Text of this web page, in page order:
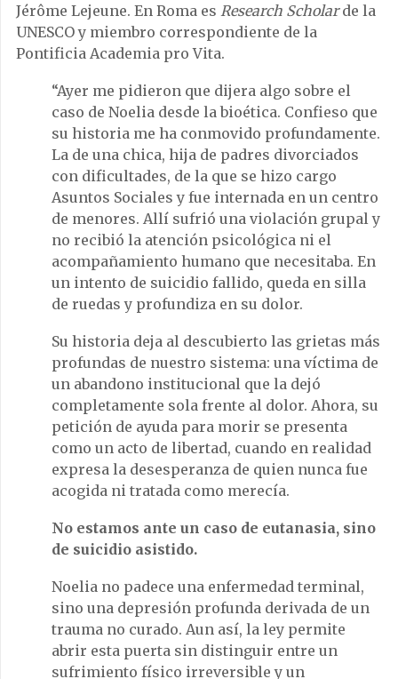
Jérôme Lejeune. En Roma es Research Scholarde la
UNESCO y miembro correspondiente de la
Pontificia Academia pro Vita.
“Ayer me pidieron que dijera algo sobre el
caso de Noelia desde la bioética. Confieso que
su historia me ha conmovido profundamente.
La de una chica, hija de padres divorciados
con dificultades, de la que se hizo cargo
Asuntos Sociales y fue internada en un centro
de menores. Allí sufrió una violación grupal y
no recibió la atención psicológica ni el
acompañamiento humano que necesitaba. En
un intento de suicidio fallido, queda en silla
de ruedas y profundiza en su dolor.
Su historia deja al descubierto las grietas más
profundas de nuestro sistema: una víctima de
un abandono institucional que la dejó
completamente sola frente al dolor. Ahora, su
petición de ayuda para morir se presenta
como un acto de libertad, cuando en realidad
expresa la desesperanza de quien nunca fue
acogida ni tratada como merecía.
No estamos ante un caso de eutanasia, sino
de suicidio asistido.
Noelia no padece una enfermedad terminal,
sino una depresión profunda derivada de un
trauma no curado. Aun así, la ley permite
abrir esta puerta sin distinguir entre un
sufrimiento físico irreversible y un